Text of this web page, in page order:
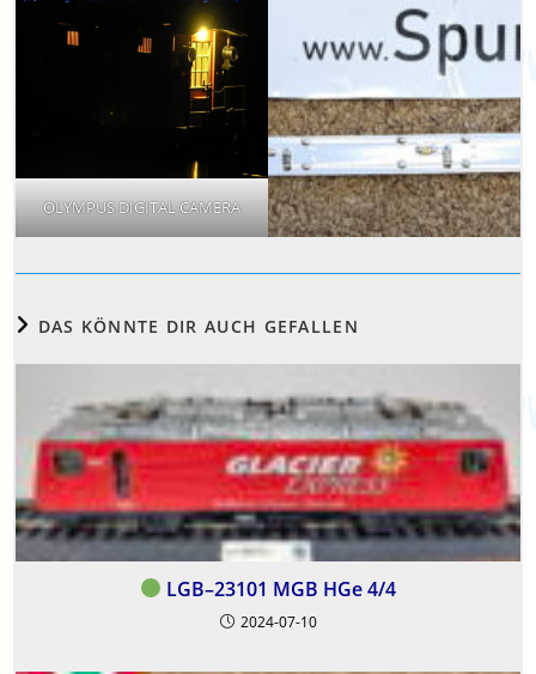
OLYMPUS DIGITAL CAMERA
DAS KÖNNTE DIR AUCH GEFALLEN
LGB–23101 MGB HGe 4/4
2024-07-10